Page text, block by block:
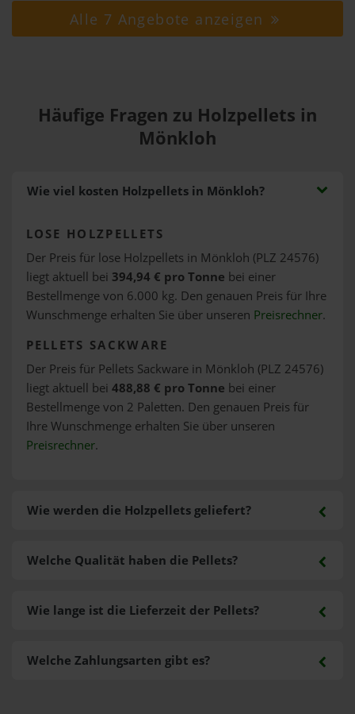
Alle 7 Angebote anzeigen
Häufige Fragen zu Holzpellets in
Mönkloh
Wie viel kosten Holzpellets in Mönkloh?
LOSE HOLZPELLETS
Der Preis für lose Holzpellets in Mönkloh (PLZ 24576)
liegt aktuell bei 394,94 € pro Tonne bei einer
Bestellmenge von 6.000 kg. Den genauen Preis für Ihre
Wunschmenge erhalten Sie über unseren Preisrechner.
PELLETS SACKWARE
Der Preis für Pellets Sackware in Mönkloh (PLZ 24576)
liegt aktuell bei 488,88 € pro Tonne bei einer
Bestellmenge von 2 Paletten. Den genauen Preis für
Ihre Wunschmenge erhalten Sie über unseren
Preisrechner.
Wie werden die Holzpellets geliefert?
Welche Zahlungsarten gibt es?
Welche Qualität haben die Pellets?
Wie lange ist die Lieferzeit der Pellets?